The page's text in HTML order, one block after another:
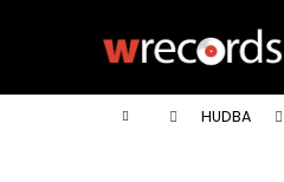
Domů HUDBA
í
Zpět
do
Zpět
do